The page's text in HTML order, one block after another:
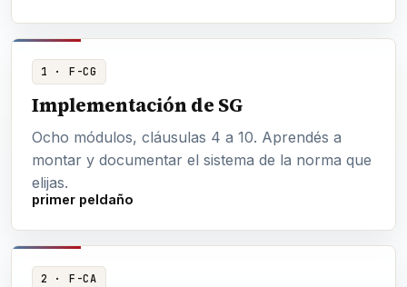
1 · F-CG
Implementación de SG
Ocho módulos, cláusulas 4 a 10. Aprendés a
montar y documentar el sistema de la norma que
elijas.
primer peldaño
2 · F-CA